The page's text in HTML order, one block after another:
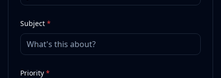
Subject *
Priority *